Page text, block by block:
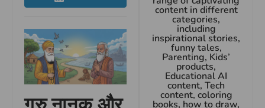
content in different
categories,
including
inspirational stories,
funny tales,
Parenting, Kids’
products,
Educational AI
content, Tech
content, coloring
books, how to draw,